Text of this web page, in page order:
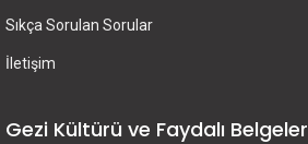
Sıkça Sorulan Sorular
İletişim
Gezi Kültürü ve Faydalı Belgeler